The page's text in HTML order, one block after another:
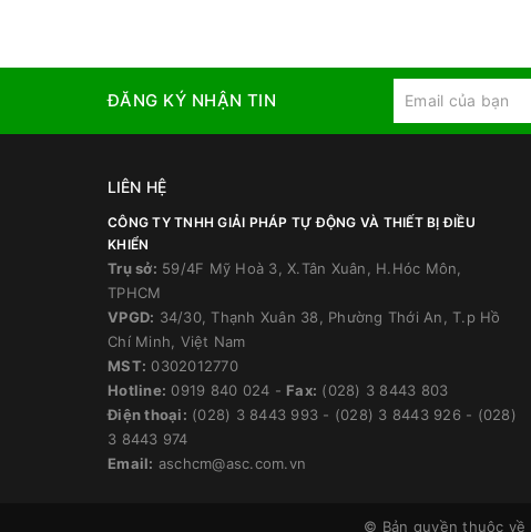
ĐĂNG KÝ NHẬN TIN
LIÊN HỆ
CÔNG TY TNHH GIẢI PHÁP TỰ ĐỘNG VÀ THIẾT BỊ ĐIỀU
KHIỂN
Trụ sở: 59/4F Mỹ Hoà 3, X.Tân Xuân, H.Hóc Môn,
TPHCM
VPGD: 34/30, Thạnh Xuân 38, Phường Thới An, T.p Hồ
Chí Minh, Việt Nam
MST: 0302012770
Hotline: 0919 840 024 - Fax: (028) 3 8443 803
Điện thoại: (028) 3 8443 993 - (028) 3 8443 926 - (028)
3 8443 974
Email: aschcm@asc.com.vn
© Bản quyền thuộc về